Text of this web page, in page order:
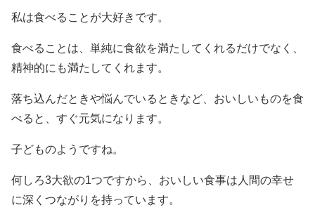
私は食べることが大好きです。
食べることは、単純に食欲を満たしてくれるだけでなく、
精神的にも満たしてくれます。
落ち込んだときや悩んでいるときなど、おいしいものを食
べると、すぐ元気になります。
子どものようですね。
何しろ3大欲の1つですから、おいしい食事は人間の幸せ
に深くつながりを持っています。